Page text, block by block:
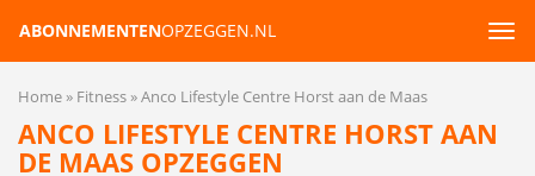
ABONNEMENTENOPZEGGEN.NL
Home Fitness Anco Lifestyle Centre Horst aan de Maas
ANCO LIFESTYLE CENTRE HORST AAN
DE MAAS OPZEGGEN